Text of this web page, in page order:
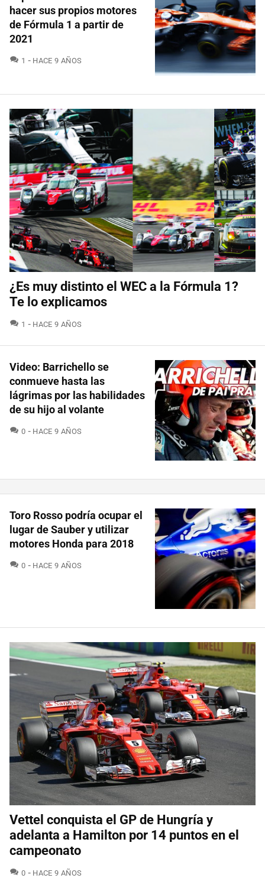
hacer sus propios motores
de Fórmula 1 a partir de
2021
1 COMENTARIOS
HACE 9 AÑOS
¿Es muy distinto el WEC a la Fórmula 1?
Te lo explicamos
1 COMENTARIOS
HACE 9 AÑOS
Video: Barrichello se
conmueve hasta las
lágrimas por las habilidades
de su hijo al volante
0 COMENTARIOS
HACE 9 AÑOS
Toro Rosso podría ocupar el
lugar de Sauber y utilizar
motores Honda para 2018
0 COMENTARIOS
HACE 9 AÑOS
Vettel conquista el GP de Hungría y
adelanta a Hamilton por 14 puntos en el
campeonato
0 COMENTARIOS
HACE 9 AÑOS